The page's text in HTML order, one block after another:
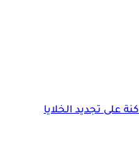
على تجديد الخلايا